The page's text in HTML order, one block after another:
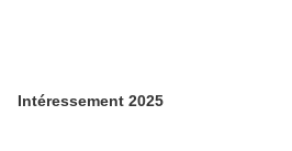
Intéressement 2025